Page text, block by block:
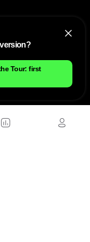
Tour: first